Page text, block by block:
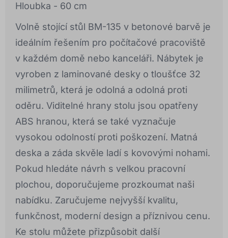
Hloubka - 60 cm
Volně stojící stůl BM-135 v betonové barvě je
ideálním řešením pro počítačové pracoviště
v každém domě nebo kanceláři. Nábytek je
vyroben z laminované desky o tloušťce 32
milimetrů, která je odolná a odolná proti
oděru. Viditelné hrany stolu jsou opatřeny
ABS hranou, která se také vyznačuje
vysokou odolností proti poškození. Matná
deska a záda skvěle ladí s kovovými nohami.
Pokud hledáte návrh s velkou pracovní
plochou, doporučujeme prozkoumat naši
nabídku. Zaručujeme nejvyšší kvalitu,
funkčnost, moderní design a příznivou cenu.
Ke stolu můžete přizpůsobit další